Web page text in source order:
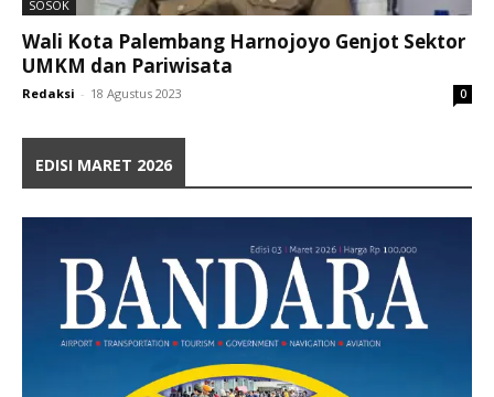
SOSOK
Wali Kota Palembang Harnojoyo Genjot Sektor
UMKM dan Pariwisata
Redaksi - 18 Agustus 2023 0
EDISI MARET 2026